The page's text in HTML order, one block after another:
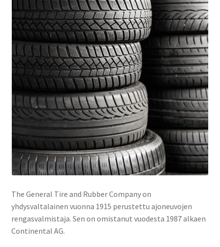
The General Tire and Rubber Company on
yhdysvaltalainen vuonna 1915 perustettu ajoneuvojen
rengasvalmistaja. Sen on omistanut vuodesta 1987 alkaen
Continental AG.